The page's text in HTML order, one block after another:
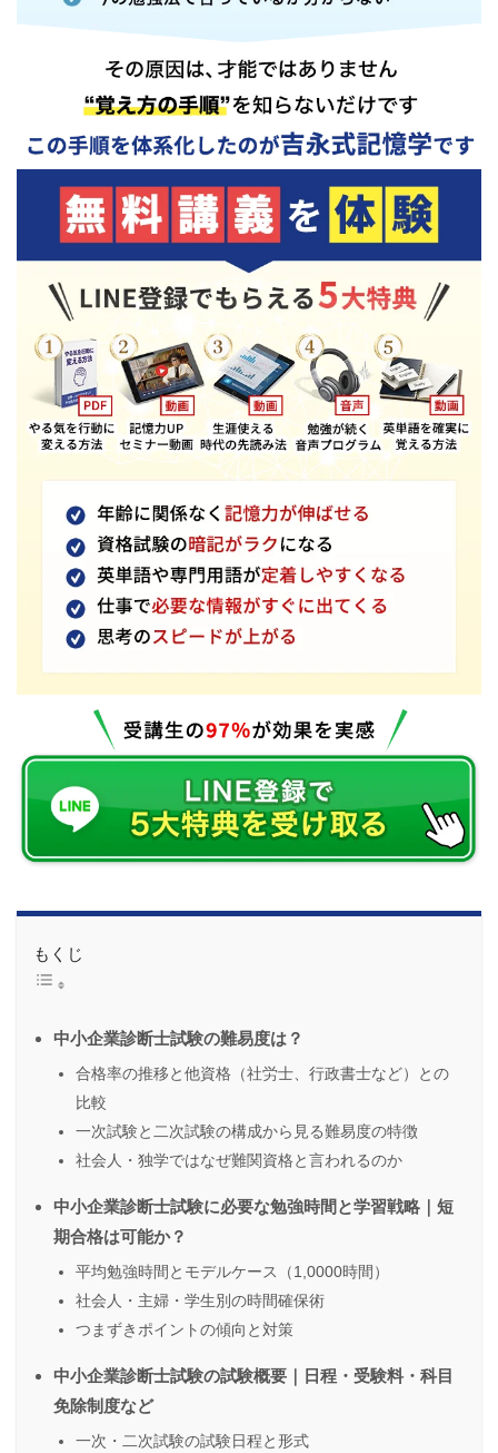
もくじ
中小企業診断士試験の難易度は？
合格率の推移と他資格（社労士、行政書士など）との
比較
一次試験と二次試験の構成から見る難易度の特徴
社会人・独学ではなぜ難関資格と言われるのか
中小企業診断士試験に必要な勉強時間と学習戦略｜短
期合格は可能か？
平均勉強時間とモデルケース（1,0000時間）
社会人・主婦・学生別の時間確保術
つまずきポイントの傾向と対策
中小企業診断士試験の試験概要｜日程・受験料・科目
免除制度など
一次・二次試験の試験日程と形式